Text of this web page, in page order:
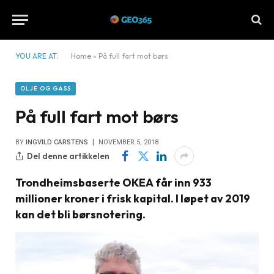
YOU ARE AT: Home » På full fart mot børs
OLJE OG GASS
På full fart mot børs
BY INGVILD CARSTENS NOVEMBER 5, 2018
Del denne artikkelen
Trondheimsbaserte OKEA får inn 933
millioner kroner i frisk kapital. I løpet av 2019
kan det bli børsnotering.